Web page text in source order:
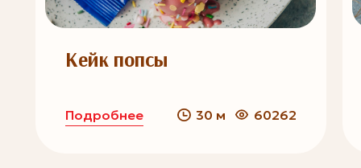
Кейк попсы
Подробнее 30 м 60262